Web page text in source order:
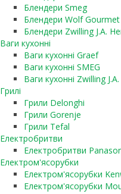
Блендери Smeg
Блендери Wolf Gourmet
Блендери Zwilling J.A.
Ваги кухонні
Ваги кухонні Graef
Ваги кухонні SMEG
Ваги кухонні Zwilling
Грилі
Грили Delonghi
Грили Gorenje
Грили Tefal
Електробритви
Електробритви
Електром'ясорубки
Електром'ясорубки
Електром'ясорубки